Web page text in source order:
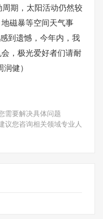
期，太阳活动仍然较
磁暴等空间天气事
到遗憾，今年内，我
，极光爱好者们请耐
健）
需要解决具体问题
议您咨询相关领域专业人